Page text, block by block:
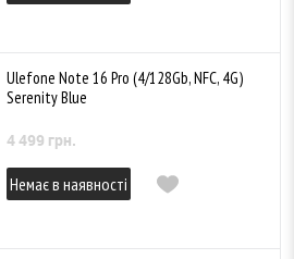
Ulefone Note 16 Pro (4/128Gb, NFC, 4G)
Serenity Blue
4 499 грн.
Немає в наявності